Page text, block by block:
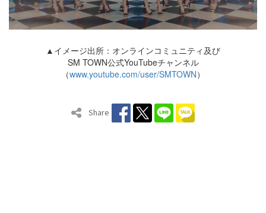
▲イメージ出所：オンラインコミュニティ及び
SM TOWN公式YouTubeチャンネル
（www.youtube.com/user/SMTOWN）
Share